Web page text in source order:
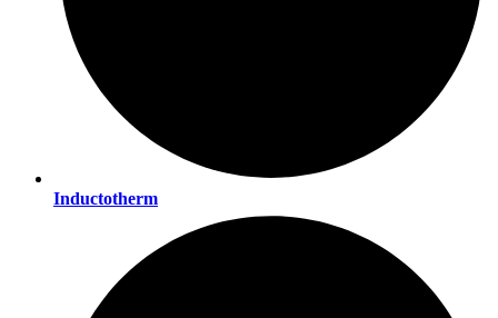
Inductotherm